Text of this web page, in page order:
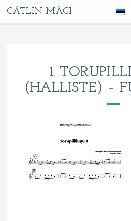
CÄTLIN MÄGI
1.
(HALLISTE) –